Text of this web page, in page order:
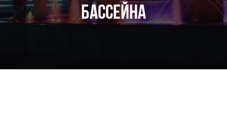
БАССЕЙНА